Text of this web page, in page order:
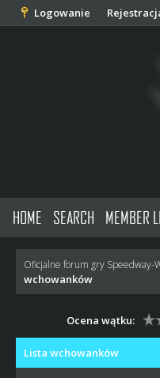
Logowanie
HOME SEARCH MEMBER
Oficjalne forum gry Speedway-
wchowanków
Ocena wątku:
Lista wchowanków